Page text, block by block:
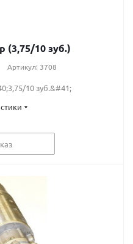
(3,75/10 зуб.)
Артикул: 3708
10 зуб.&#41;